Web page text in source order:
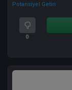
Potansiyel Getiri
0